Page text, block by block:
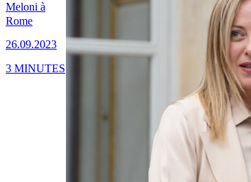
Meloni à
Rome
26.09.2023
3 MINUTES